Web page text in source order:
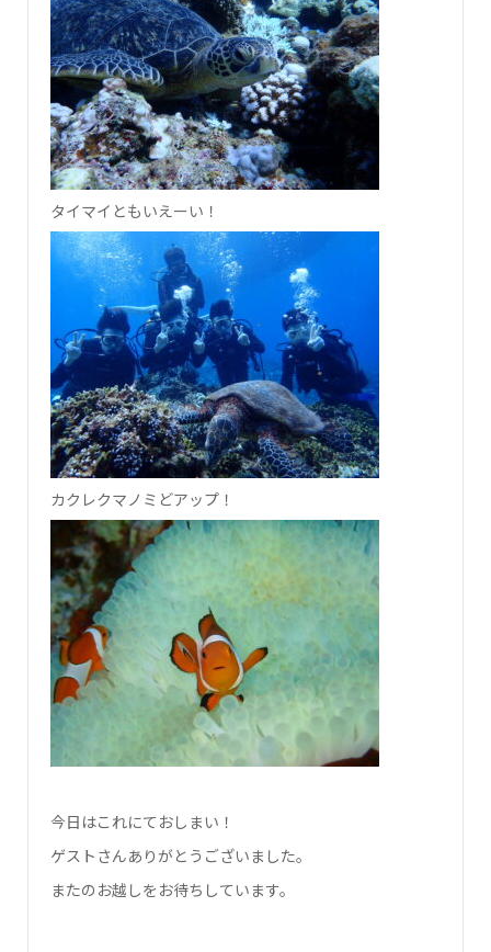
タイマイともいえーい！
カクレクマノミどアップ！
今日はこれにておしまい！
ゲストさんありがとうございました。
またのお越しをお待ちしています。